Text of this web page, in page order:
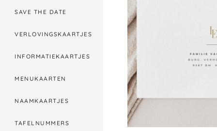
SAVE THE DATE
VERLOVINGSKAARTJES
INFORMATIEKAARTJES
MENUKAARTEN
NAAMKAARTJES
TAFELNUMMERS